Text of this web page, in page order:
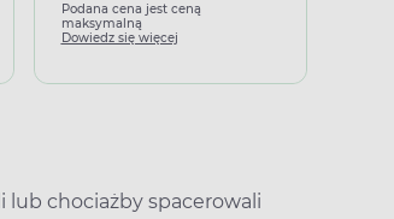
Podana cena jest ceną
maksymalną
Dowiedz się więcej
lub chociażby spacerowali